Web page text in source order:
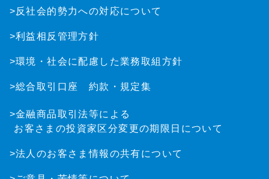
>反社会的勢力への対応について
>利益相反管理方針
>環境・社会に配慮した業務取組方針
>総合取引口座 約款・規定集
>金融商品取引法等による
お客さまの投資家区分変更の期限日について
>法人のお客さま情報の共有について